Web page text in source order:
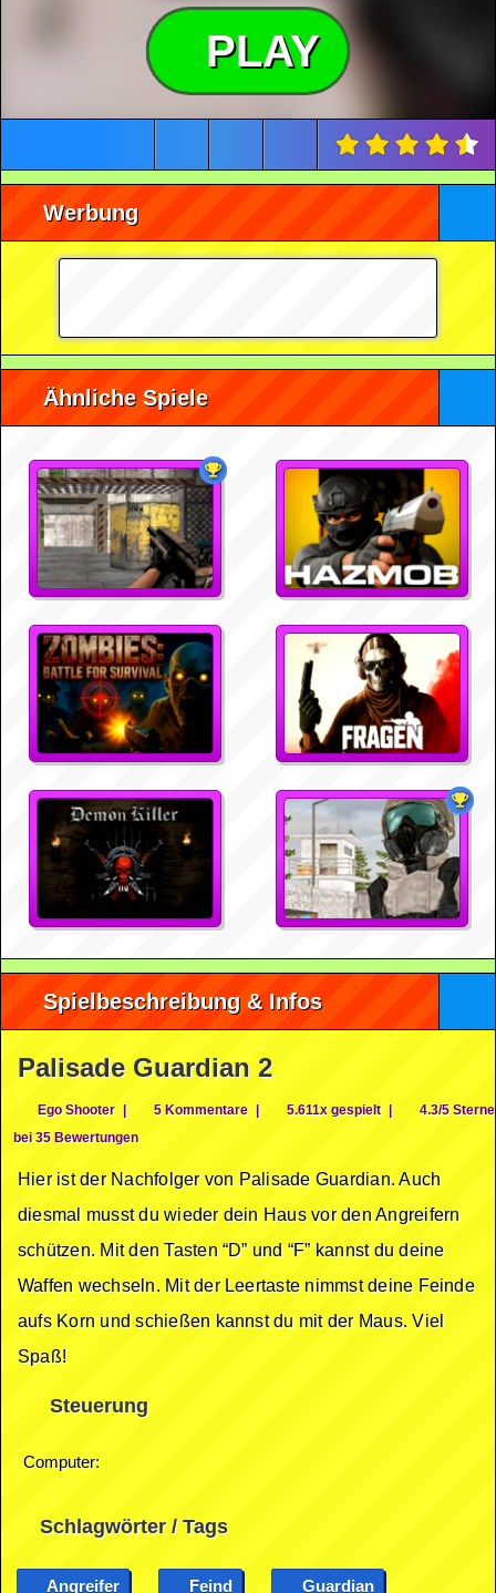
PLAY
Werbung
Ähnliche Spiele
Spielbeschreibung & Infos
Palisade Guardian 2
Ego Shooter | 5 Kommentare | 5.611x gespielt |
4.3/5 Sterne
bei 35 Bewertungen
Hier ist der Nachfolger von Palisade Guardian. Auch
diesmal musst du wieder dein Haus vor den Angreifern
schützen. Mit den Tasten “D” und “F” kannst du deine
Waffen wechseln. Mit der Leertaste nimmst deine Feinde
aufs Korn und schießen kannst du mit der Maus. Viel
Spaß!
Steuerung
Computer:
Schlagwörter / Tags
Angreifer Feind Guardian